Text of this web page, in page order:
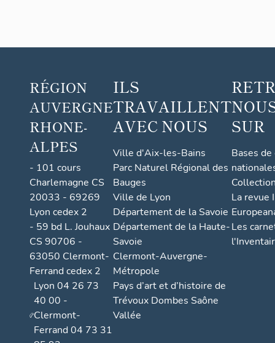
RÉGION
AUVERGNE
RHONE-
ALPES
- 101 cours
Charlemagne CS
20033 - 69269
Lyon cedex 2
- 59 bd L. Jouhaux
CS 90706 -
63050 Clermont-
Ferrand cedex 2
Lyon 04 26 73
40 00 -
Clermont-
Ferrand 04 73 31
ILS
TRAVAILLENT
AVEC NOUS
Ville d'Aix-les-Bains
Parc Naturel Régional des
Bauges
Ville de Lyon
Département de la Savoie
Département de la Haute-
Savoie
Clermont-Auvergne-
Métropole
Pays d’art et d’histoire de
Trévoux Dombes Saône
Vallée
SUR
Bases
La revue
Les